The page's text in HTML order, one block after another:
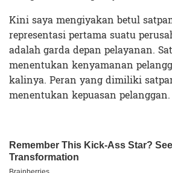
Kini saya mengiyakan betul
representasi pertama suatu
adalah garda depan pelayanan.
menentukan kenyamanan
kalinya. Peran yang dimiliki
menentukan kepuasan pelanggan.